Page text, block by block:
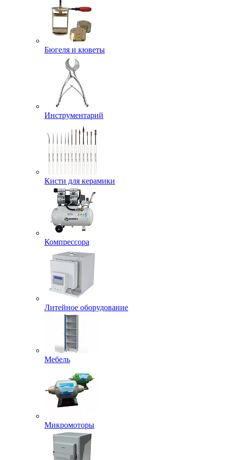
Бюгеля и кюветы
Инструментарий
Кисти для керамики
Компрессора
Литейное оборудование
Мебель
Микромоторы